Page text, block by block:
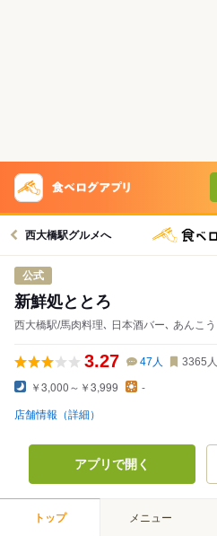
西大橋駅グルメへ
公式
新鮮処ととろ
西大橋駅/馬肉料理､ 日本酒バー､ あんこう
3.27 47 人 3365 人
￥3,000～￥3,999 -
店舗情報（詳細）
アプリで開く
トップ メニュー